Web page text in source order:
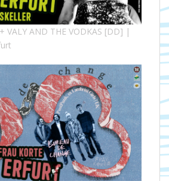
VALY AND THE VODKAS [DD] |